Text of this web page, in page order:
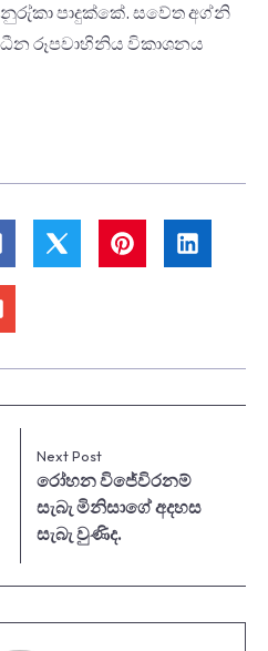
පාදුක්කේ. සවේත අග්නි
රූපවාහිනිය විකාශනය
Next Post
රෝහන විජේවිරනම්
සැබැ මිනිසාගේ අදහස
සැබැ වුණිද.